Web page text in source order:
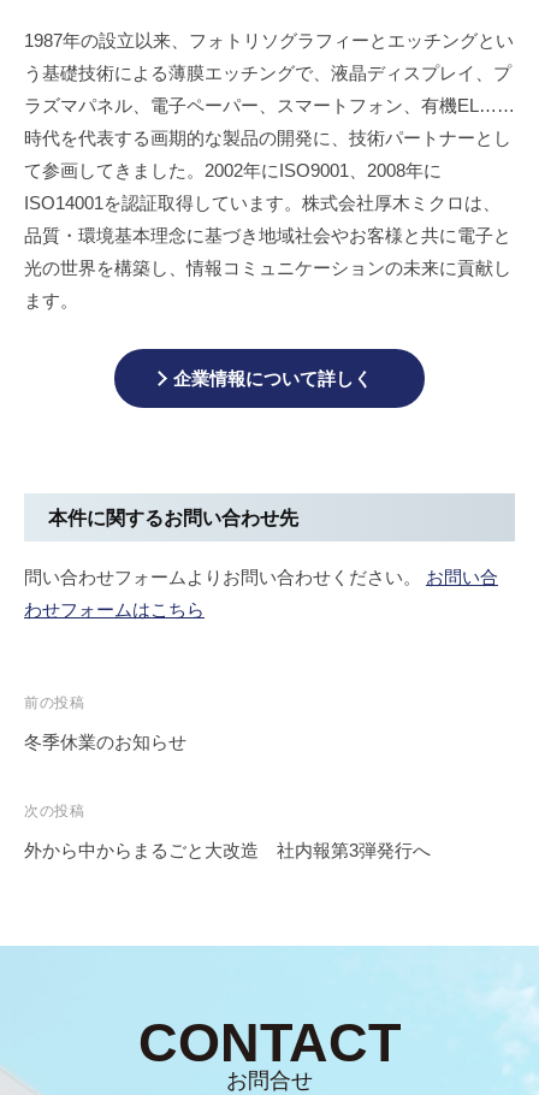
1987年の設立以来、フォトリソグラフィーとエッチングとい
う基礎技術による薄膜エッチングで、液晶ディスプレイ、プ
ラズマパネル、電子ペーパー、スマートフォン、有機EL……
時代を代表する画期的な製品の開発に、技術パートナーとし
て参画してきました。2002年にISO9001、2008年に
ISO14001を認証取得しています。株式会社厚木ミクロは、
品質・環境基本理念に基づき地域社会やお客様と共に電子と
光の世界を構築し、情報コミュニケーションの未来に貢献し
ます。
企業情報について詳しく
本件に関するお問い合わせ先
問い合わせフォームよりお問い合わせください。 お問い合
わせフォームはこちら
前の投稿
冬季休業のお知らせ
次の投稿
外から中からまるごと大改造 社内報第3弾発行へ
CONTACT
お問合せ